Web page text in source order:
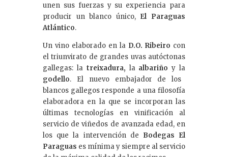
unen sus fuerzas y su experiencia para
producir un blanco único, El Paraguas
Atlántico.
Un vino elaborado en la D.O. Ribeiro con
el triunvirato de grandes uvas autóctonas
gallegas: la treixadura, laalbariño y la
godello. El nuevo embajador de los
blancos gallegos responde a una filosofía
elaboradora en la que se incorporan las
últimas tecnologías en vinificación al
servicio de viñedos de avanzada edad, en
los que la intervención de Bodegas El
Paraguas es mínima y siempre al servicio